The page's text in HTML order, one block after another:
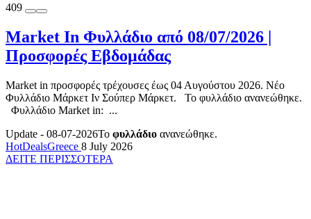
409
Market In Φυλλάδιο από 08/07/2026 |
Προσφορές Εβδομάδας
Market in προσφορές τρέχουσες έως 04 Αυγούστου 2026. Νέο
Φυλλάδιο Μάρκετ Ιν Σούπερ Μάρκετ. To φυλλάδιο ανανεώθηκε.
Φυλλάδιο Market in: ...
Update - 08-07-2026To φυλλάδιο ανανεώθηκε.
HotDealsGreece 8 July 2026
ΔΕΙΤΕ ΠΕΡΙΣΣΟΤΕΡΑ